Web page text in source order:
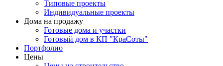
Типовые проекты
Индивидуальные проекты
Дома на продажу
Готовые дома и участки
Готовый дом в КП "КраСоты"
Портфолио
Цены